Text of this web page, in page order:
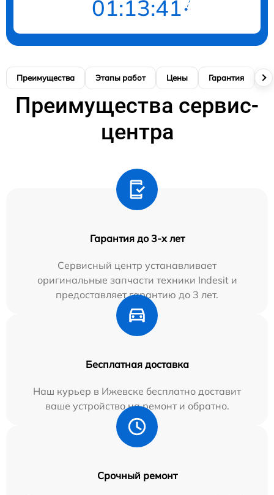
01:13:40
Преимущества Этапы работ Цены Гарантия
Преимущества сервис-
центра
Гарантия до 3-х лет
Сервисный центр устанавливает
оригинальные запчасти техники Indesit и
предоставляет гарантию до 3 лет.
Бесплатная доставка
Наш курьер в Ижевске бесплатно доставит
ваше устройство на ремонт и обратно.
Срочный ремонт